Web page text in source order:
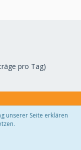
pro Tag)
unserer Seite erklären